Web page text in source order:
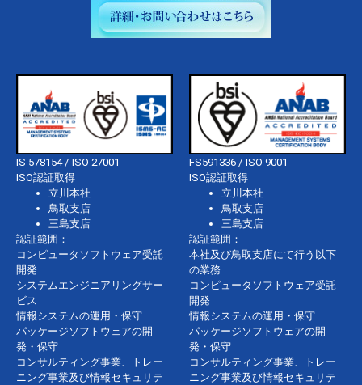
IS 578154 / ISO 27001
ISO認証取得
立川本社
鳥取支店
三島支店
認証範囲：
コンピュータソフトウェア受託
開発
システムエンジニアリングサー
ビス
情報システムの運用・保守
パッケージソフトウェアの開
発・保守
コンサルティング事業、トレー
ニング事業及び情報セキュリテ
FS591336 / ISO 9001
ISO認証取得
立川本社
鳥取支店
三島支店
認証範囲：
本社及び鳥取支店にて行う以下
の業務
コンピュータソフトウェア受託
開発
情報システムの運用・保守
パッケージソフトウェアの開
発・保守
コンサルティング事業、トレー
ニング事業及び情報セキュリテ